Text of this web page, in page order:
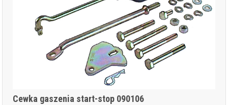
Cewka gaszenia start-stop 090106